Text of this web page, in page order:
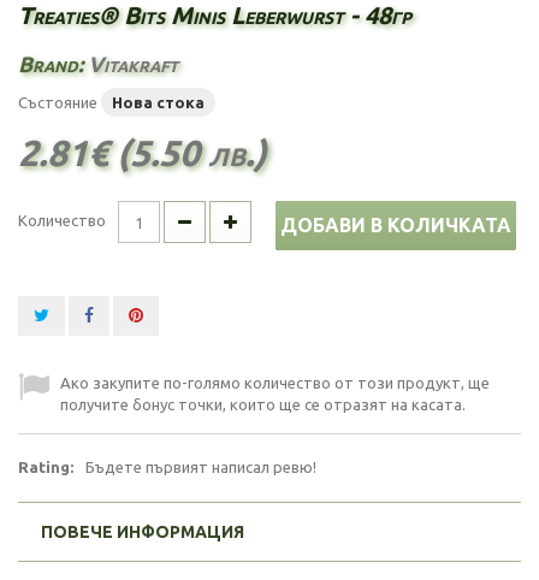
Treaties® Bits Minis Leberwurst - 48гр
Brand: Vitakraft
Състояние Нова стока
2.81€ (5.50 лв.)
Количество ДОБАВИ В КОЛИЧКАТА
Ако закупите по-голямо количество от този продукт, ще
получите бонус точки, които ще се отразят на касата.
Rating: Бъдете първият написал ревю!
ПОВЕЧЕ ИНФОРМАЦИЯ